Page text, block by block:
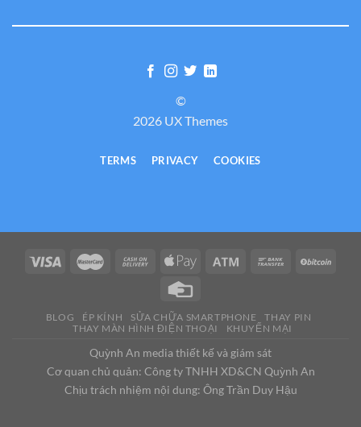
©
2026 UX Themes
TERMS PRIVACY COOKIES
BLOG ÉP KÍNH SỬA CHỮA SMARTPHONE
THAY PIN
THAY MÀN HÌNH ĐIỆN THOẠI
KHUYẾN MẠI
Quỳnh An media thiết kế và giám sát
Cơ quan chủ quản: Công ty TNHH XD&CN Quỳnh An
Chịu trách nhiệm nội dung: Ông Trần Duy Hậu